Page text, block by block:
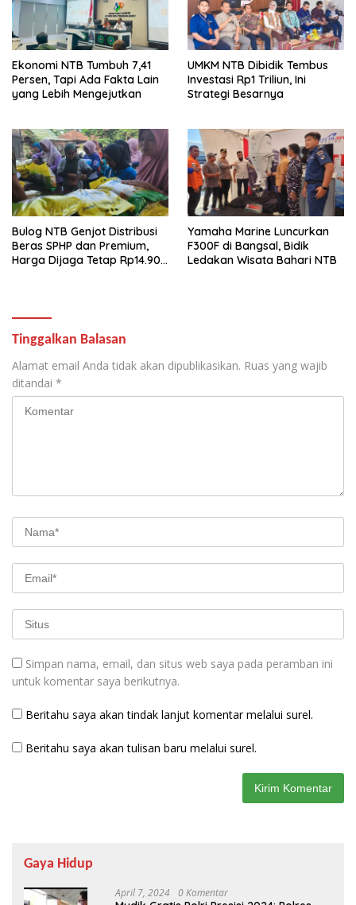
Ekonomi NTB Tumbuh 7,41
Persen, Tapi Ada Fakta Lain
yang Lebih Mengejutkan
UMKM NTB Dibidik Tembus
Investasi Rp1 Triliun, Ini
Strategi Besarnya
Bulog NTB Genjot Distribusi
Beras SPHP dan Premium,
Harga Dijaga Tetap Rp14.900
Yamaha Marine Luncurkan
F300F di Bangsal, Bidik
Ledakan Wisata Bahari NTB
Tinggalkan Balasan
Alamat email Anda tidak akan dipublikasikan. Ruas yang wajib
ditandai *
Simpan nama, email, dan situs web saya pada peramban ini
untuk komentar saya berikutnya.
Beritahu saya akan tindak lanjut komentar melalui surel.
Beritahu saya akan tulisan baru melalui surel.
Gaya Hidup
April 7, 2024 0 Komentar